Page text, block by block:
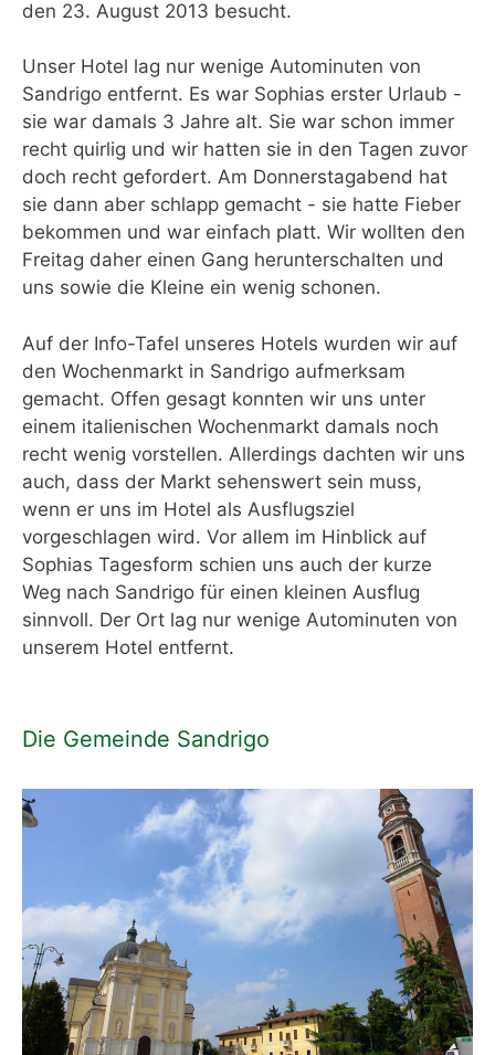
den 23. August 2013 besucht.
Unser Hotel lag nur wenige Autominuten von
Sandrigo entfernt. Es war Sophias erster Urlaub -
sie war damals 3 Jahre alt. Sie war schon immer
recht quirlig und wir hatten sie in den Tagen zuvor
doch recht gefordert. Am Donnerstagabend hat
sie dann aber schlapp gemacht - sie hatte Fieber
bekommen und war einfach platt. Wir wollten den
Freitag daher einen Gang herunterschalten und
uns sowie die Kleine ein wenig schonen.
Auf der Info-Tafel unseres Hotels wurden wir auf
den Wochenmarkt in Sandrigo aufmerksam
gemacht. Offen gesagt konnten wir uns unter
einem italienischen Wochenmarkt damals noch
recht wenig vorstellen. Allerdings dachten wir uns
auch, dass der Markt sehenswert sein muss,
wenn er uns im Hotel als Ausflugsziel
vorgeschlagen wird. Vor allem im Hinblick auf
Sophias Tagesform schien uns auch der kurze
Weg nach Sandrigo für einen kleinen Ausflug
sinnvoll. Der Ort lag nur wenige Autominuten von
unserem Hotel entfernt.
Die Gemeinde Sandrigo